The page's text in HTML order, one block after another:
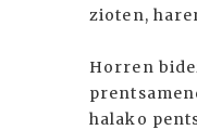
zioten,
Horren
halako